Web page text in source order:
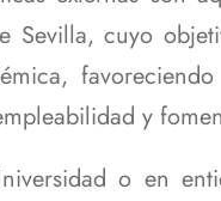
Mecánica
Doble
en Diseño
Ingeniería
Estudios
Escuela
Sevilla, cuyo
y
o en